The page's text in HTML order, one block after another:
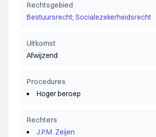
Rechtsgebied
Bestuursrecht; Socialezekerheidsrecht
Uitkomst
Afwijzend
Procedures
Hoger beroep
Rechters
J.P.M. Zeijen